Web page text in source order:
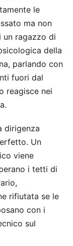
le
ma non
un ragazzo di
della
parlando con
fuori dal
reagisce nei
dirigenza
Un
viene
i tetti di
rifiutata se le
con i
sul